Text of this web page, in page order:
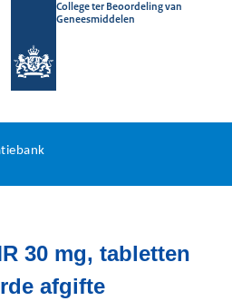
College ter Beoordeling van
Geneesmiddelen
30 mg, tabletten
afgifte